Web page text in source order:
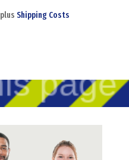
plusShipping Costs